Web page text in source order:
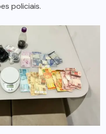
policiais.